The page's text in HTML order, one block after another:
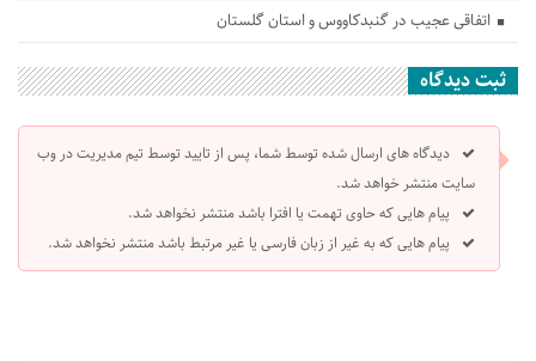
اتفاقی عجیب در‌ گنبدکاووس و استان گلستان
ثبت دیدگاه
دیدگاه های ارسال شده توسط شما، پس از تایید توسط تیم مدیریت در وب
سایت منتشر خواهد شد.
پیام هایی که حاوی تهمت یا افترا باشد منتشر نخواهد شد.
پیام هایی که به غیر از زبان فارسی یا غیر مرتبط باشد منتشر نخواهد شد.